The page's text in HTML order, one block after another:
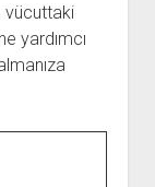
vücuttaki
yardımcı